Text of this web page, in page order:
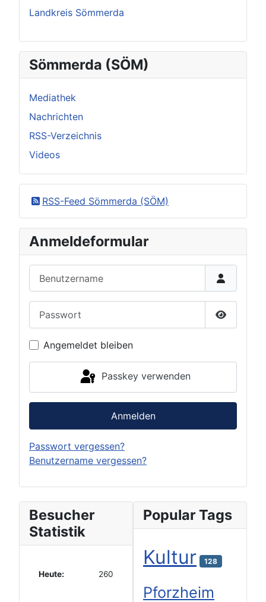
Landkreis Sömmerda
Sömmerda (SÖM)
Mediathek
Nachrichten
RSS-Verzeichnis
Videos
RSS-Feed Sömmerda (SÖM)
Anmeldeformular
Passwort
Angemeldet bleiben
Passkey verwenden
Anmelden
Passwort vergessen?
Benutzername vergessen?
Besucher
Statistik
Heute: 260
Popular Tags
Kultur 128
Pforzheim